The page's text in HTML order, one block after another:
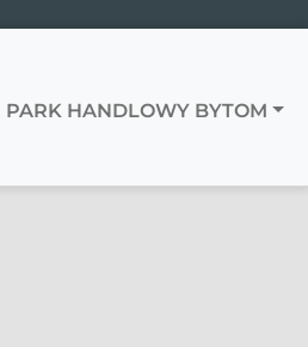
PARK HANDLOWY BYTOM